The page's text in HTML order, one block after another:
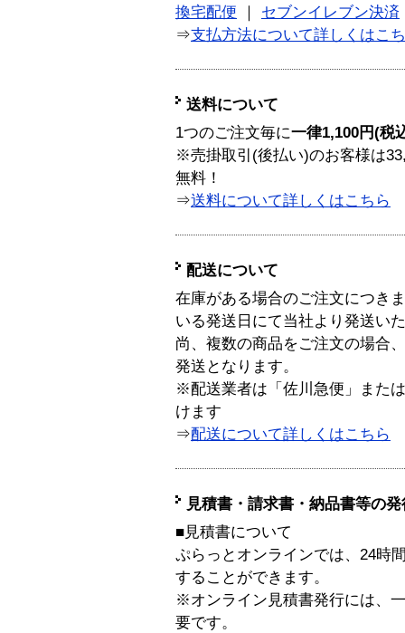
換宅配便
セブンイレブン決済
⇒支払方法について詳しくはこ
送料について
1つのご注文毎に一律1,100円(税
※売掛取引(後払い)のお客様は
無料！
⇒送料について詳しくはこちら
配送について
在庫がある場合のご注文につき
いる発送日にて当社より発送い
尚、複数の商品をご注文の場合
発送となります。
※配送業者は「佐川急便」また
けます
⇒配送について詳しくはこちら
見積書・請求書・納品書等の
■見積書について
ぷらっとオンラインでは、24時
することができます。
※オンライン見積書発行には、
要です。